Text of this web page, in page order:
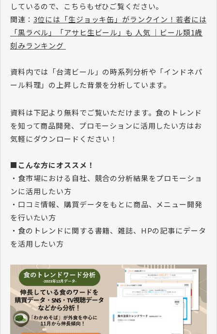
しているので、こちらもぜひご覧ください。
関連： 3位には「生ジョッキ缶」がランクイン！若者には
「黒ラベル」「アサヒ生ビール」も 人気 ｜ビール類1歳
刻みランキング
資料内では「台湾ビール」の時系列分析や「インドネパ
ール料理」の上昇した背景を分析しています。
資料は下記より無料でご覧いただけます。食のトレンド
を知って商品開発、プロモーションに活用したい方はお
気軽にダウンロードください！
■こんな方にオススメ！
・食市場における自社、競合の分析結果をプロモーショ
ンに活用したい方
・口コミ情報、購買データをもとに商品、メニュー開発
を行いたい方
・食のトレンドに関する書籍、雑誌、HPの記事にデータ
を活用したい方